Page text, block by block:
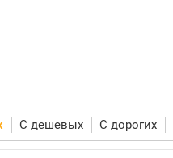
С дешевых С дорогих